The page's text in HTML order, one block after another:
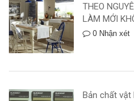
THEO
LÀM MỚI
0 Nhận xét
Bản chất vật